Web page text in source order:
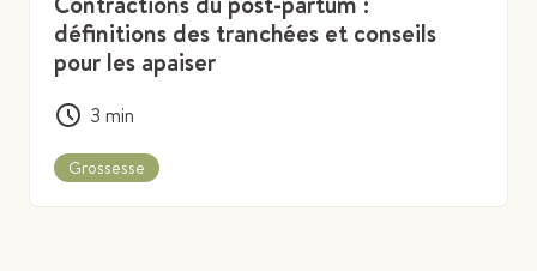
définitions des tranchées et conseils
pour les apaiser
3 min
Grossesse